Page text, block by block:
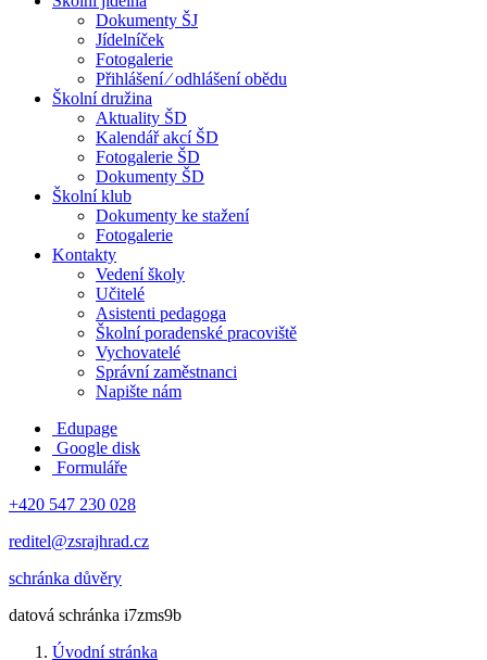
Dokumenty ŠJ
Jídelníček
Fotogalerie
Přihlášení ⁄ odhlášení obědu
Školní družina
Aktuality ŠD
Kalendář akcí ŠD
Fotogalerie ŠD
Dokumenty ŠD
Školní klub
Dokumenty ke stažení
Fotogalerie
Kontakty
Vedení školy
Učitelé
Asistenti pedagoga
Školní poradenské pracoviště
Vychovatelé
Správní zaměstnanci
Napište nám
Edupage
Google disk
Formuláře
+420 547 230 028
reditel@zsrajhrad.cz
schránka důvěry
datová schránka i7zms9b
Úvodní stránka